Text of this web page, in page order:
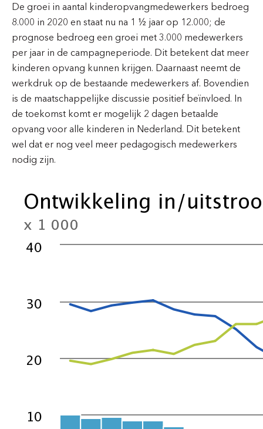
De groei in aantal kinderopvangmedewerkers bedroeg
8.000 in 2020 en staat nu na 1 ½ jaar op 12.000; de
prognose bedroeg een groei met 3.000 medewerkers
per jaar in de campagneperiode. Dit betekent dat meer
kinderen opvang kunnen krijgen. Daarnaast neemt de
werkdruk op de bestaande medewerkers af. Bovendien
is de maatschappelijke discussie positief beïnvloed. In
de toekomst komt er mogelijk 2 dagen betaalde
opvang voor alle kinderen in Nederland. Dit betekent
wel dat er nog veel meer pedagogisch medewerkers
nodig zijn.